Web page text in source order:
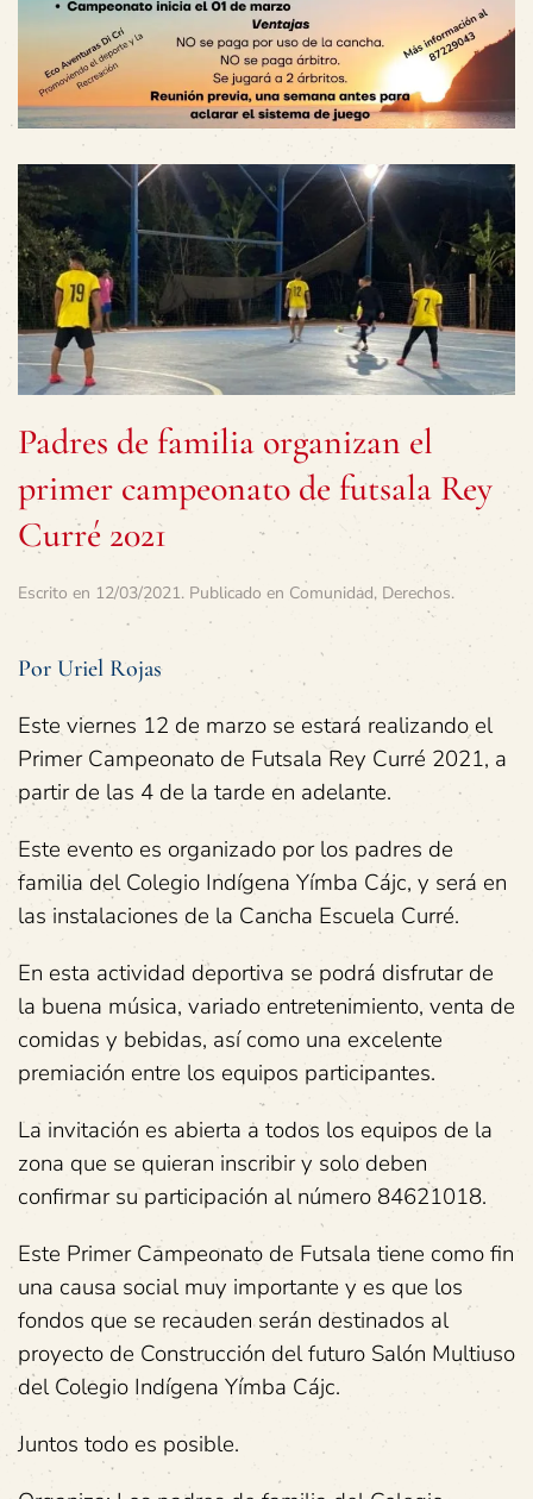
Padres de familia organizan el
primer campeonato de futsala Rey
Curré 2021
Escrito en 12/03/2021. Publicado en Comunidad, Derechos.
Por Uriel Rojas
Este viernes 12 de marzo se estará realizando el
Primer Campeonato de Futsala Rey Curré 2021, a
partir de las 4 de la tarde en adelante.
Este evento es organizado por los padres de
familia del Colegio Indígena Yímba Cájc, y será en
las instalaciones de la Cancha Escuela Curré.
En esta actividad deportiva se podrá disfrutar de
la buena música, variado entretenimiento, venta de
comidas y bebidas, así como una excelente
premiación entre los equipos participantes.
La invitación es abierta a todos los equipos de la
zona que se quieran inscribir y solo deben
confirmar su participación al número 84621018.
Este Primer Campeonato de Futsala tiene como fin
una causa social muy importante y es que los
fondos que se recauden serán destinados al
proyecto de Construcción del futuro Salón Multiuso
del Colegio Indígena Yímba Cájc.
Juntos todo es posible.